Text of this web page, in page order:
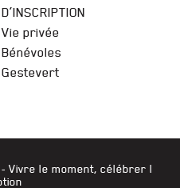
D’INSCRIPTION
Vie privée
Bénévoles
Gestevert
- Vivre le moment, célébrer l